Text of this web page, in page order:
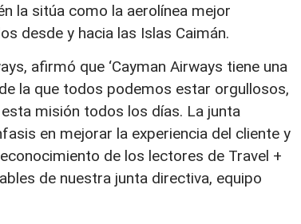
la sitúa como la aerolínea mejor
desde y hacia las Islas Caimán.
afirmó que ‘Cayman Airways tiene una
la que todos podemos estar orgullosos,
misión todos los días. La junta
en mejorar la experiencia del cliente y
de los lectores de Travel +
de nuestra junta directiva, equipo